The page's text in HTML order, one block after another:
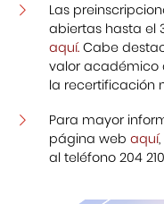
Las
abiertas hasta el
aquí. Cabe
valor académico
la recertificación
Para mayor
página web aquí
al teléfono 204